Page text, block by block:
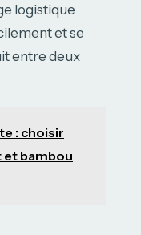
logistique
et se
entre deux
: choisir
bambou